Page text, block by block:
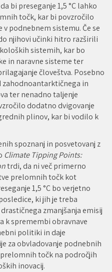
bi preseganje 1,5 °C lahko
točk, kar bi povzročilo
podnebnem sistemu. Če se
njihovi učinki hitro razširili
sistemih, kar bo
in naravne sisteme ter
človeštva. Posebno
zahodnoantarktičnega in
ter nenadno taljenje
dodatno dvigovanje
plinov, kar bi vodilo k
spoznanj in posvetovanj z
Climate Tipping Points:
trdi, da ni več primerno
prelomnih točk kot
1,5 °C bo verjetno
ki jih je treba
zmanjšanja emisij
k spremembi obravnave
politiki in daje
za obvladovanje podnebnih
točk na področjih
inovacij.